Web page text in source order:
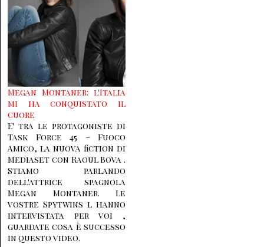
Megan Montaner: l'Italia
mi ha conquistato il
cuore
E' tra le protagoniste di
Task Force 45 – Fuoco
Amico, la nuova fiction di
Mediaset con Raoul Bova .
Stiamo parlando
dell'attrice spagnola
Megan Montaner. Le
vostre Spytwins l hanno
intervistata per voi ,
guardate cosa è successo
in questo video.